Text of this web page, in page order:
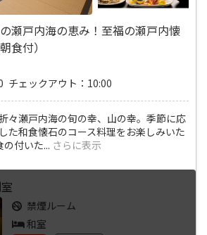
瀬戸内海の恵み！至福の瀬戸内懐
食付）
チェックアウト：10:00
々瀬戸内海の旬の幸、山の幸。季節に応
た和食懐石のコース料理をお楽しみいた
の付いた... さらに表示
禁煙ルーム
和室